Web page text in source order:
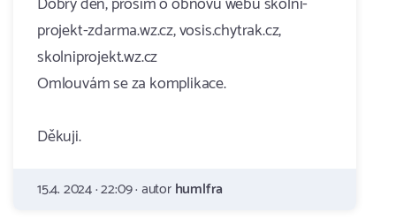
projekt-zdarma.wz.cz, vosis.chytrak.cz,
skolniprojekt.wz.cz
Omlouvám se za komplikace.
Děkuji.
15.4. 2024 · 22:09 · autorhumlfra